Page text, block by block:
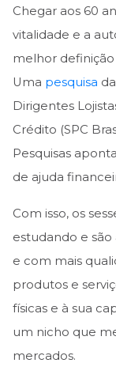
Chegar aos 60
vitalidade e a
melhor
Uma pesquisa
Dirigentes
Crédito (SPC
Pesquisas
de ajuda
Com isso, os
estudando e
e com mais
produtos e
físicas e à sua
um nicho que
mercados.